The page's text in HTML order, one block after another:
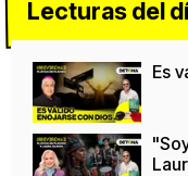
Lecturas del
Es